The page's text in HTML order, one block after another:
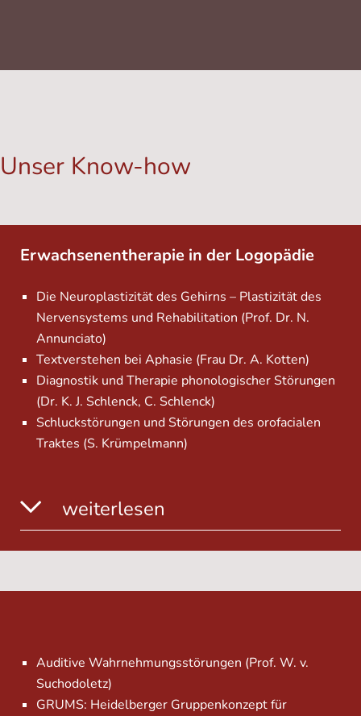
Unser Know-how
Erwachsenentherapie in der Logopädie
Die Neuroplastizität des Gehirns – Plastizität des
Nervensystems und Rehabilitation (Prof. Dr. N.
Annunciato)
Textverstehen bei Aphasie (Frau Dr. A. Kotten)
Diagnostik und Therapie phonologischer Störungen
(Dr. K. J. Schlenck, C. Schlenck)
Schluckstörungen und Störungen des orofacialen
Traktes (S. Krümpelmann)
weiterlesen
Auditive Wahrnehmungsstörungen (Prof. W. v.
Suchodoletz)
GRUMS: Heidelberger Gruppenkonzept für